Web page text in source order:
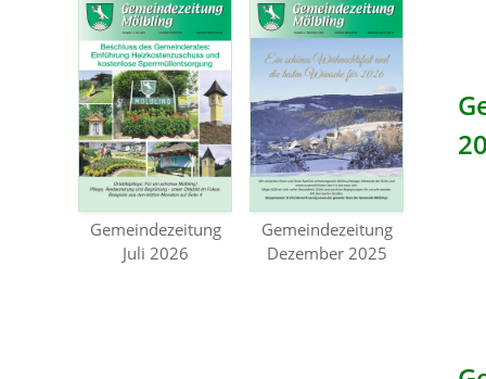
Gemeindezeitung
Juli 2026
Gemeindezeitung
Dezember 2025